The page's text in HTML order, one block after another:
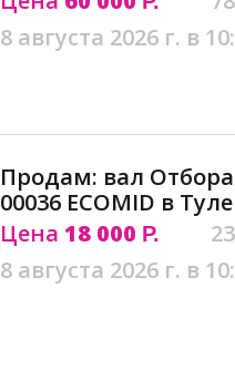
8 августа 2026 г. в
Продам: вал
00036 ECOMID в Туле
Цена 18 000 Р.
8 августа 2026 г. в